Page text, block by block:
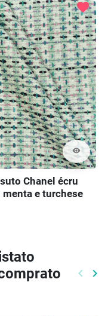
visibility
favorite
Chanel écru
menta e turchese
keyboard_arrow_left keyboard_arrow_right